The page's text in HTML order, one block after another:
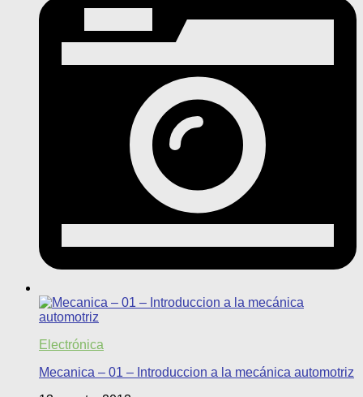
Electrónica
Mecanica – 01 – Introduccion a la mecánica automotriz